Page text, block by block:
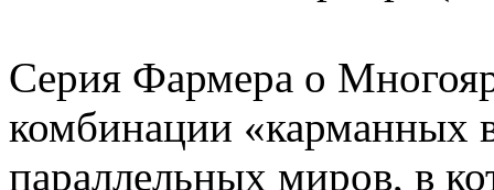
Серия Фармера о
комбинации «карманных
параллельных миров, в